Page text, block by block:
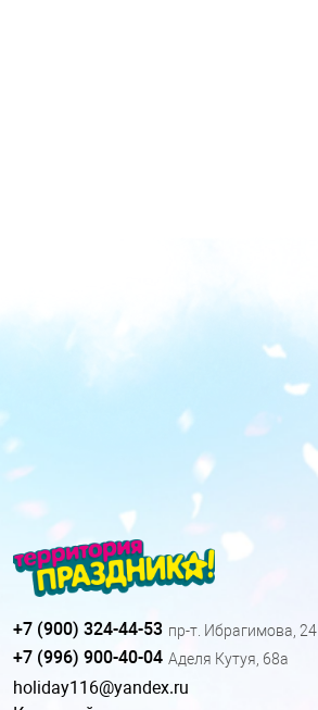
+7 (900) 324-44-53 пр-т. Ибрагимова, 24
+7 (996) 900-40-04 Аделя Кутуя, 68а
holiday116@yandex.ru